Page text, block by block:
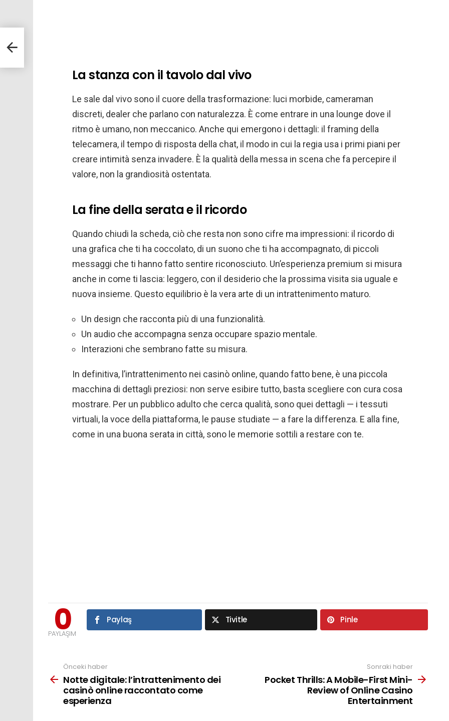
La stanza con il tavolo dal vivo
Le sale dal vivo sono il cuore della trasformazione: luci morbide, cameraman
discreti, dealer che parlano con naturalezza. È come entrare in una lounge dove il
ritmo è umano, non meccanico. Anche qui emergono i dettagli: il framing della
telecamera, il tempo di risposta della chat, il modo in cui la regia usa i primi piani per
creare intimità senza invadere. È la qualità della messa in scena che fa percepire il
valore, non la grandiosità ostentata.
La fine della serata e il ricordo
Quando chiudi la scheda, ciò che resta non sono cifre ma impressioni: il ricordo di
una grafica che ti ha coccolato, di un suono che ti ha accompagnato, di piccoli
messaggi che ti hanno fatto sentire riconosciuto. Un’esperienza premium si misura
anche in come ti lascia: leggero, con il desiderio che la prossima visita sia uguale e
nuova insieme. Questo equilibrio è la vera arte di un intrattenimento maturo.
Un design che racconta più di una funzionalità.
Un audio che accompagna senza occupare spazio mentale.
Interazioni che sembrano fatte su misura.
In definitiva, l’intrattenimento nei casinò online, quando fatto bene, è una piccola
macchina di dettagli preziosi: non serve esibire tutto, basta scegliere con cura cosa
mostrare. Per un pubblico adulto che cerca qualità, sono quei dettagli — i tessuti
virtuali, la voce della piattaforma, le pause studiate — a fare la differenza. E alla fine,
come in una buona serata in città, sono le memorie sottili a restare con te.
0
PAYLAŞIM
Paylaş Tivitle Pinle
more
Önceki haber
Notte digitale: l’intrattenimento dei
casinò online raccontato come
esperienza
Sonraki haber
Pocket Thrills: A Mobile-First Mini-
Review of Online Casino
Entertainment